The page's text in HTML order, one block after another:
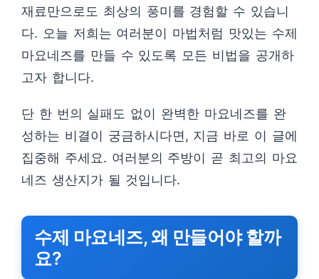
재료만으로도 최상의 풍미를 경험할 수 있습니
다. 오늘 저희는 여러분이 마법처럼 맛있는 수제
마요네즈를 만들 수 있도록 모든 비법을 공개하
고자 합니다.
단 한 번의 실패도 없이 완벽한 마요네즈를 완
성하는 비결이 궁금하시다면, 지금 바로 이 글에
집중해 주세요. 여러분의 주방이 곧 최고의 마요
네즈 생산지가 될 것입니다.
수제 마요네즈, 왜 만들어야 할까
요?